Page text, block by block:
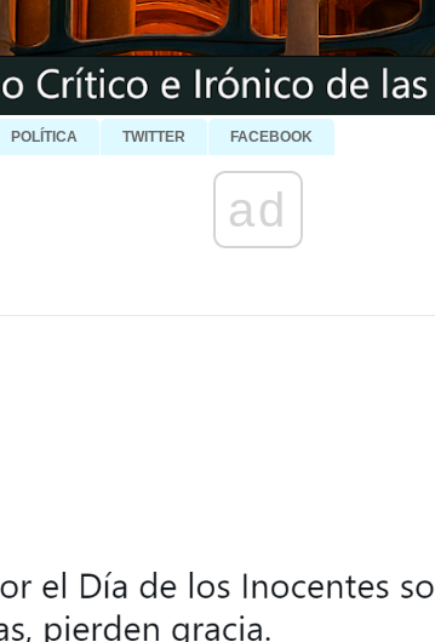
POLÍTICA TWITTER FACEBOOK
ad